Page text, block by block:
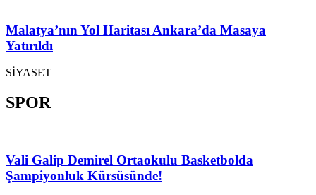
Malatya’nın Yol Haritası Ankara’da Masaya
Yatırıldı
SİYASET
SPOR
Vali Galip Demirel Ortaokulu Basketbolda
Şampiyonluk Kürsüsünde!